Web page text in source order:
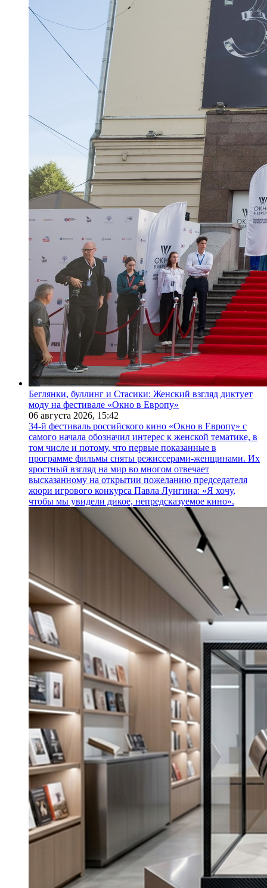
Беглянки, буллинг и Стасики: Женский взгляд диктует
моду на фестивале «Окно в Европу»
06 августа 2026, 15:42
34-й фестиваль российского кино «Окно в Европу» с
самого начала обозначил интерес к женской тематике, в
том числе и потому, что первые показанные в
программе фильмы сняты режиссерами-женщинами. Их
яростный взгляд на мир во многом отвечает
высказанному на открытии пожеланию председателя
жюри игрового конкурса Павла Лунгина: «Я хочу,
чтобы мы увидели дикое, непредсказуемое кино».